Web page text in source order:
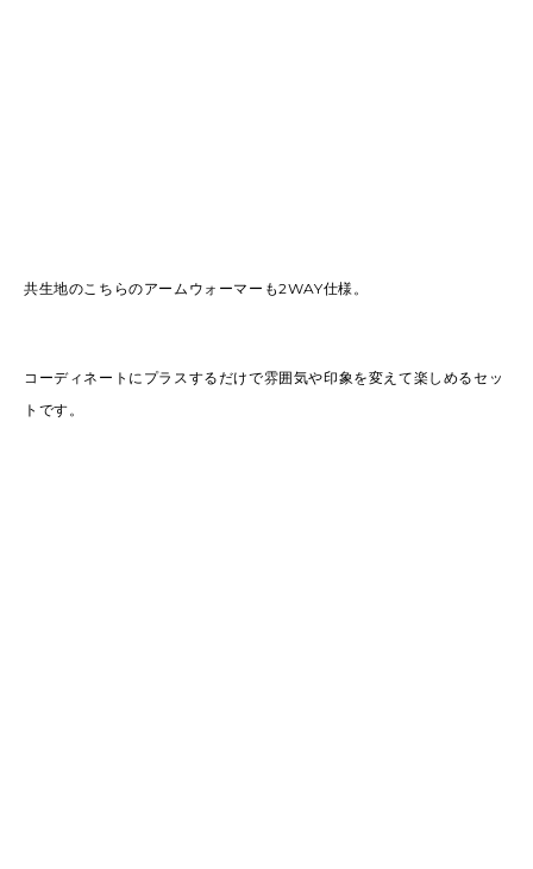
共生地のこちらのアームウォーマーも2WAY仕様。
コーディネートにプラスするだけで雰囲気や印象を変えて楽しめるセッ
トです。